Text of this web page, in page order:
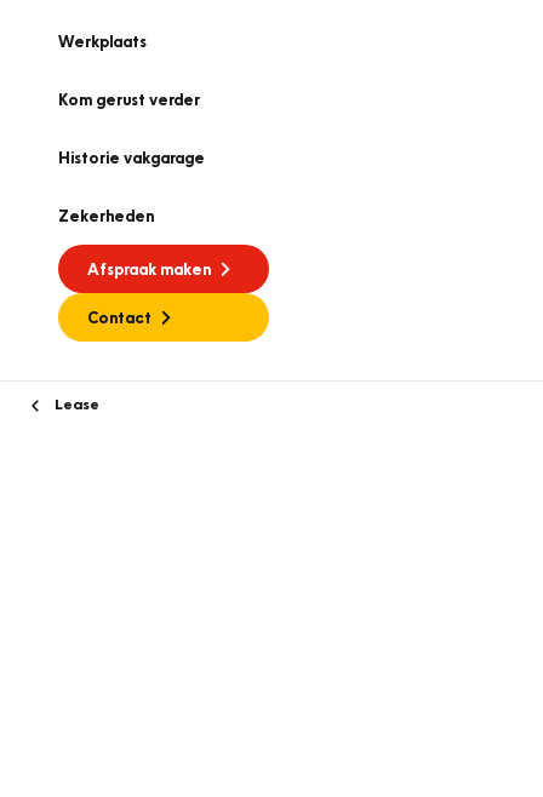
Werkplaats
Kom gerust verder
Historie vakgarage
Zekerheden
Afspraak maken
Contact
Lease